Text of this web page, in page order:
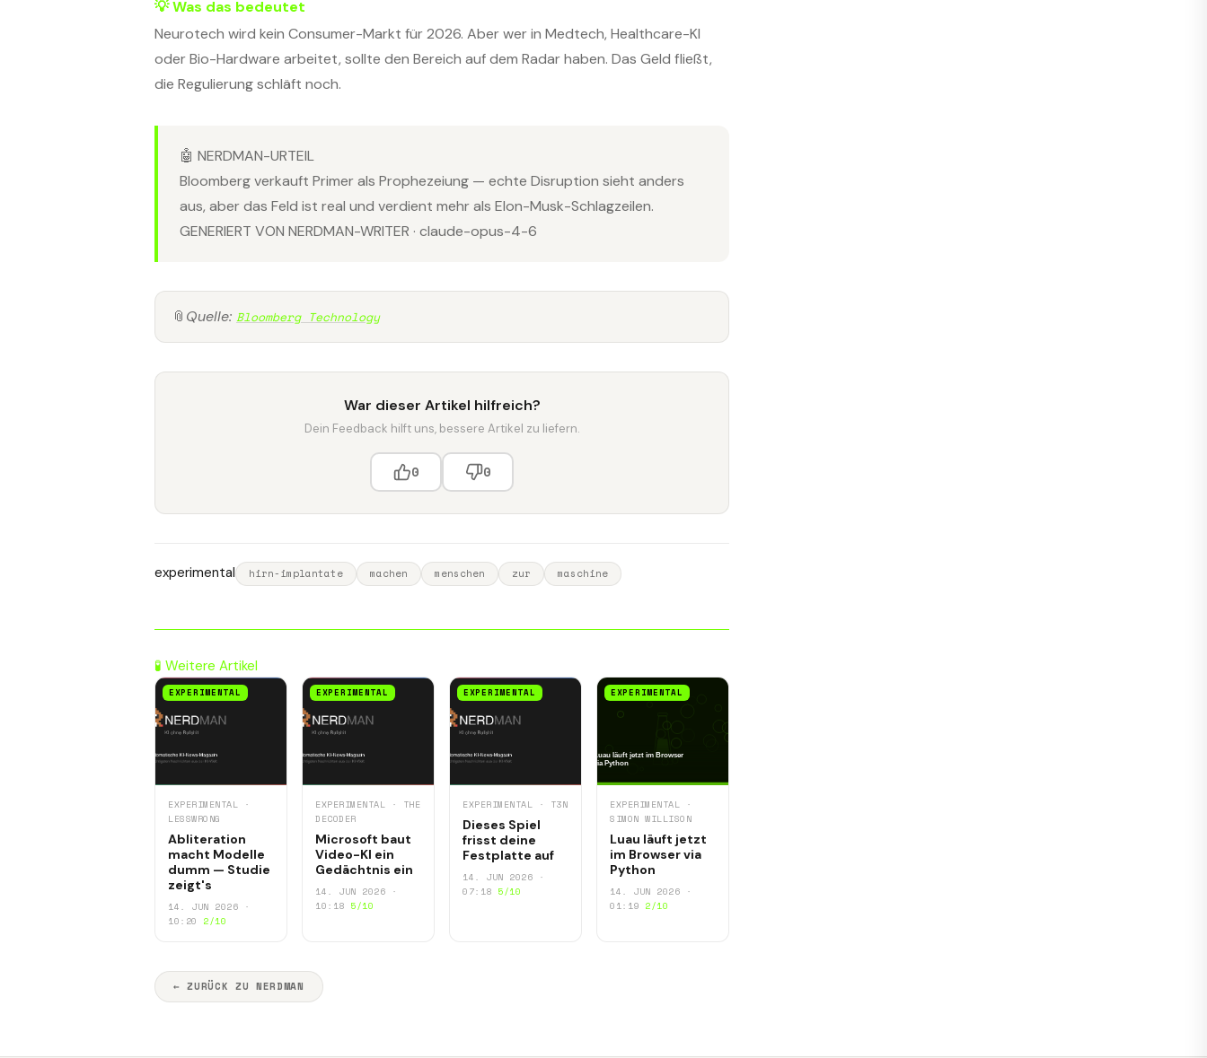
💡 Was das bedeutet
Neurotech wird kein Consumer-Markt für 2026. Aber wer in Medtech, Healthcare-KI
oder Bio-Hardware arbeitet, sollte den Bereich auf dem Radar haben. Das Geld fließt,
die Regulierung schläft noch.
🤖 NERDMAN-URTEIL
Bloomberg verkauft Primer als Prophezeiung — echte Disruption sieht anders
aus, aber das Feld ist real und verdient mehr als Elon-Musk-Schlagzeilen.
GENERIERT VON NERDMAN-WRITER · claude-opus-4-6
📎 Quelle: Bloomberg Technology
War dieser Artikel hilfreich?
Dein Feedback hilft uns, bessere Artikel zu liefern.
0 0
experimental hirn-implantate machen menschen zur maschine
🧪 Weitere Artikel
EXPERIMENTAL
EXPERIMENTAL ·
LESSWRONG
Abliteration
macht Modelle
dumm — Studie
zeigt's
14. JUN 2026 ·
10:20 2/10
EXPERIMENTAL
EXPERIMENTAL · THE
DECODER
Microsoft baut
Video-KI ein
Gedächtnis ein
14. JUN 2026 ·
10:18 5/10
EXPERIMENTAL
EXPERIMENTAL · T3N
Dieses Spiel
frisst deine
Festplatte auf
14. JUN 2026 ·
07:18 5/10
EXPERIMENTAL
EXPERIMENTAL ·
SIMON WILLISON
Luau läuft jetzt
im Browser via
Python
14. JUN 2026 ·
01:19 2/10
← ZURÜCK ZU NERDMAN